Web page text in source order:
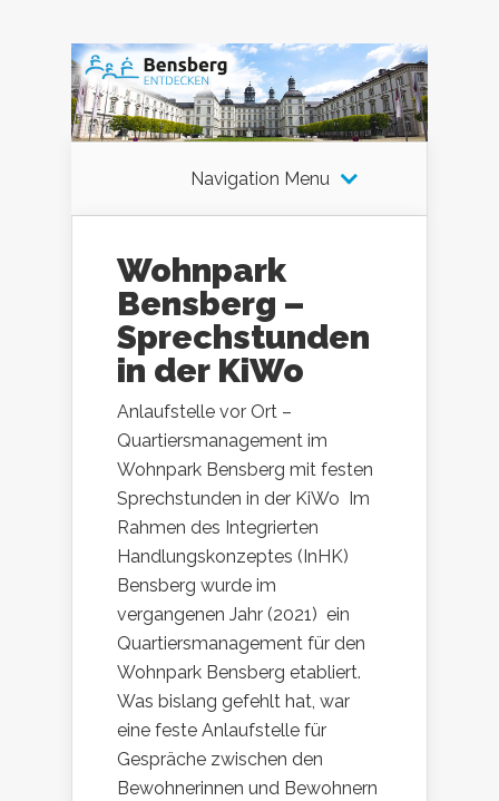
Navigation Menu
Wohnpark
Bensberg –
Sprechstunden
in der KiWo
Anlaufstelle vor Ort –
Quartiersmanagement im
Wohnpark Bensberg mit festen
Sprechstunden in der KiWo Im
Rahmen des Integrierten
Handlungskonzeptes (InHK)
Bensberg wurde im
vergangenen Jahr (2021) ein
Quartiersmanagement für den
Wohnpark Bensberg etabliert.
Was bislang gefehlt hat, war
eine feste Anlaufstelle für
Gespräche zwischen den
Bewohnerinnen und Bewohnern